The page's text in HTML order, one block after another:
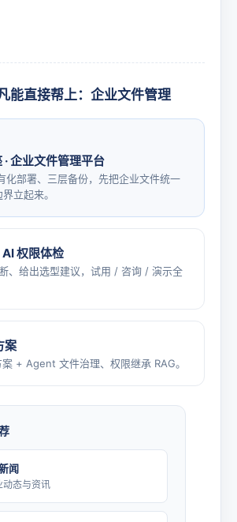
能直接帮上：企业文件管理
企业文件管理平台
化部署、三层备份，先把企业文件统一
立起来。
权限体检
、给出选型建议，试用 / 咨询 / 演示全
案
+ Agent 文件治理、权限继承 RAG。
闻
动态与资讯